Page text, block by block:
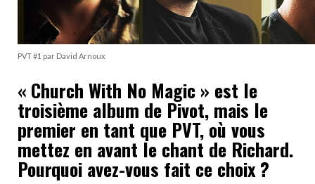
PVT #1 par David Arnoux
« Church With No Magic » est le
troisième album de Pivot, mais le
premier en tant que PVT, où vous
mettez en avant le chant de Richard.
Pourquoi avez-vous fait ce choix ?